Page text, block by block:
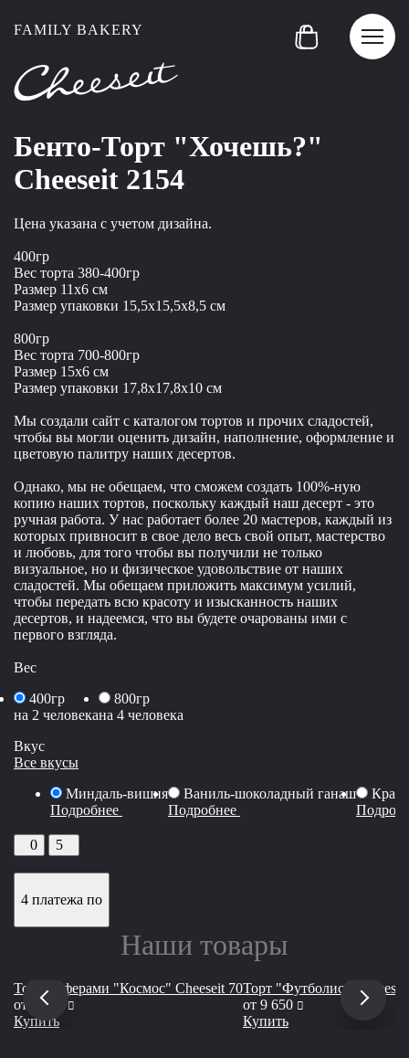
FAMILY BAKERY
Бенто-Торт "Хочешь?"
Cheeseit 2154
Цена указана с учетом дизайна.
400гр
Вес торта 380-400гр
Размер 11x6 см
Размер упаковки 15,5x15,5x8,5 см
800гр
Вес торта 700-800гр
Размер 15x6 см
Размер упаковки 17,8x17,8x10 см
Мы создали сайт с каталогом тортов и прочих сладостей,
чтобы вы могли оценить дизайн, наполнение, оформление и
цветовую палитру наших десертов.
Однако, мы не обещаем, что сможем создать 100%-ную
копию наших тортов, поскольку каждый наш десерт - это
ручная работа. У нас работает более 20 мастеров, каждый из
которых привносит в свое дело весь свой опыт, мастерство
и любовь, для того чтобы вы получили не только
визуальное, но и физическое удовольствие от наших
сладостей. Мы обещаем приложить максимум усилий,
чтобы передать всю красоту и изысканность наших
десертов, и надеемся, что вы будете очарованы ими с
первого взгляда.
Вес
400гр
на 2 человека
800гр
на 4 человека
Вкус
Все вкусы
Миндаль-вишня
Подробнее
Ваниль-шоколадный ганаш
Подробнее
0 5
4 платежа по
Наши товары
Торт с сферами "Космос" Сheeseit 70
от
6 550
руб
Купить
Торт "Футболист"
от 9 650 руб
Купить